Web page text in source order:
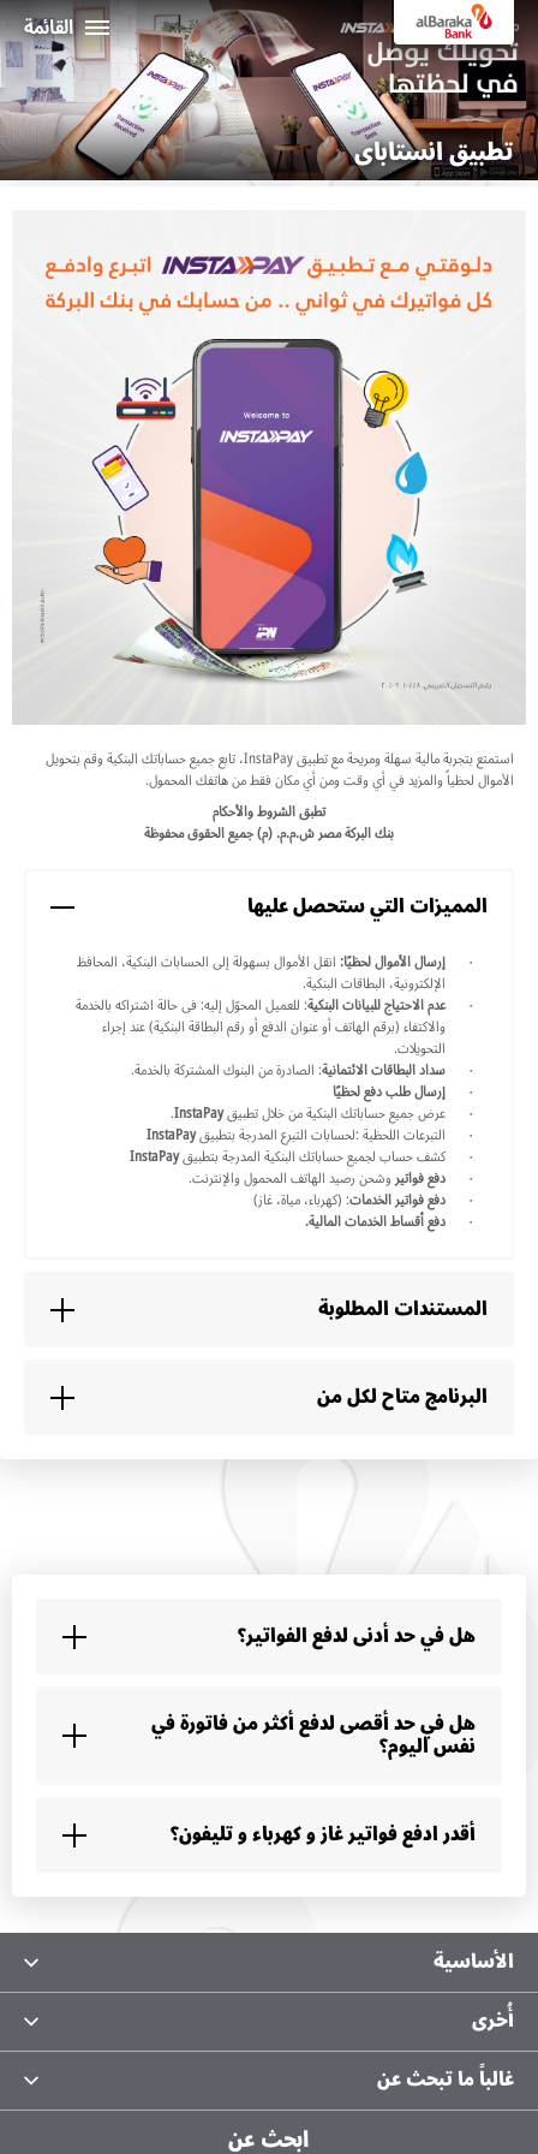
القائمة
أفراد
الشركـات
خدمات الإنترنت البنكي
ماكينات الصراف الألي و الفروع
تطبيق انستاباى
استمتع بتجربة مالية سهلة ومريحة مع تطبيق InstaPay، تابع جميع حساباتك البنكية وقم بتحويل
الأموال لحظياً والمزيد في أي وقت ومن أي مكان فقط من هاتفك المحمول.
تطبق الشروط والأحكام
بنك البركة مصر ش.م.م. (م) جميع الحقوق محفوظة
المميزات التي ستحصل عليها
إرسال الأموال لحظيًا: انقل الأموال بسهولة إلى الحسابات البنكية، المحافظ
الإلكترونية، البطاقات البنكية.
عدم الاحتياج للبيانات البنكية: للعميل المحوّل إليه: فى حالة اشتراكه بالخدمة
والاكتفاء (برقم الهاتف أو عنوان الدفع أو رقم البطاقة البنكية) عند إجراء
التحويلات.
سداد البطاقات الائتمانية: الصادرة من البنوك المشتركة بالخدمة.
إرسال طلب دفع لحظيًا
عرض جميع حساباتك البنكية من خلال تطبيقInstaPay
.
التبرعات اللحظية :لحسابات التبرع المدرجة بتطبيقInstaPay
كشف حساب لجميع حساباتك البنكية المدرجة بتطبيقInstaPay
دفع فواتيروشحن رصيد الهاتف المحمول والإنترنت.
دفع فواتير الخدمات: (كهرباء، مياة، غاز)
دفع أقساط الخدمات المالية.
المستندات المطلوبة
البرنامج متاح لكل من
هل في حد أدنى لدفع الفواتير؟
هل في حد أقصى لدفع أكثر من فاتورة في
نفس اليوم؟
أقدر ادفع فواتير غاز و كهرباء و تليفون؟
الأساسية
معلومات عنا
ثراء
مستندات بنك البركة
أُخرى
الحماية من الاحتيال
تواصل معنا
غالباً ما تبحث عن
ابحث عن